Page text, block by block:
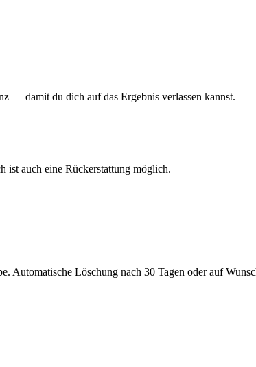
— damit du dich auf das Ergebnis verlassen kannst.
ist auch eine Rückerstattung möglich.
Automatische Löschung nach 30 Tagen oder auf